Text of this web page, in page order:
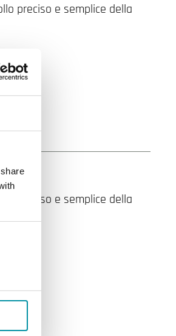
preciso e semplice della
preciso e semplice della